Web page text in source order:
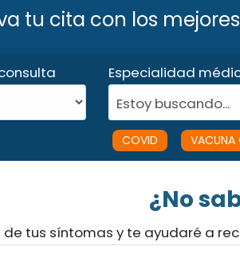
tu cita con los
Especialidad
Estoy buscando...
COVID VACUNA
¿No
tus síntomas y te ayudaré a